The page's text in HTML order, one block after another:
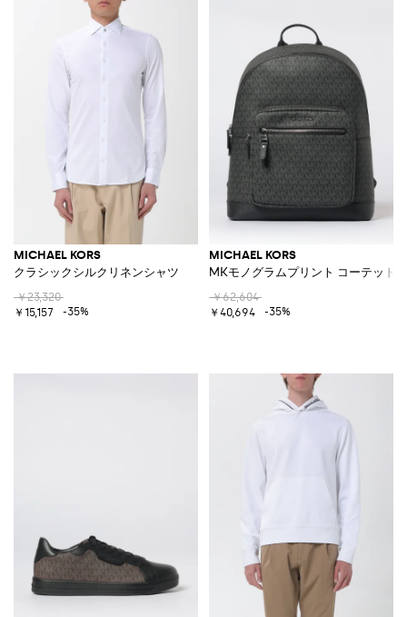
MICHAEL KORS
クラシックシルクリネンシャツ
￥23,320
￥15,157
-35%
MICHAEL KORS
MKモノグラムプリント コーテッド
￥62,604
￥40,694
-35%